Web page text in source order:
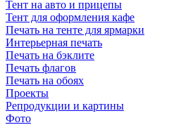
Тент на авто и прицепы
Тент для оформления кафе
Печать на тенте для ярмарки
Интерьерная печать
Печать на бэклите
Печать флагов
Печать на обоях
Проекты
Репродукции и картины
Фото